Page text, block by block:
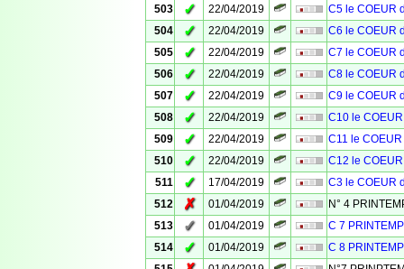
503
✓ 22/04/2019
C5 le COEUR
504
✓ 22/04/2019
C6 le COEUR
505
✓ 22/04/2019
C7 le COEUR
506
✓ 22/04/2019
C8 le COEUR
507
✓ 22/04/2019
C9 le COEUR
508
✓ 22/04/2019
C10 le
509
✓ 22/04/2019
C11 le
510
✓ 22/04/2019
C12 le
511
✓ 17/04/2019
C3 le COEUR
512
✗ 01/04/2019
N° 4
513
✓ 01/04/2019
C 7
514
✓ 01/04/2019
C 8